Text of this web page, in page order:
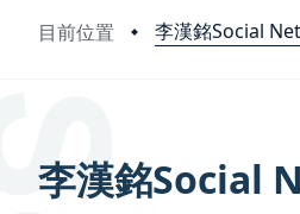
目前位置 李漢銘Social
李漢銘Social